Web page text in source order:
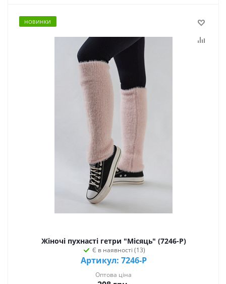
НОВИНКИ
Жіночі пухнасті гетри "Місяць" (7246-Р)
Є в наявності (13)
Артикул: 7246-Р
Оптова ціна